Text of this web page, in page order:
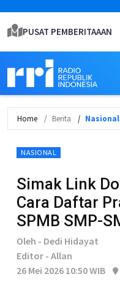
PUSAT PEMBERITAAAN
Home Berita Nasional
NASIONAL
Simak Link
Cara Daftar
SPMB SMP-
Oleh - Dedi Hidayat
Editor - Allan
26 Mei 2026 10:50 WIB